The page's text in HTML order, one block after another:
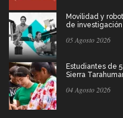
Movilidad y
de investigación
05 Agosto 2026
Estudiantes de
Sierra
04 Agosto 2026